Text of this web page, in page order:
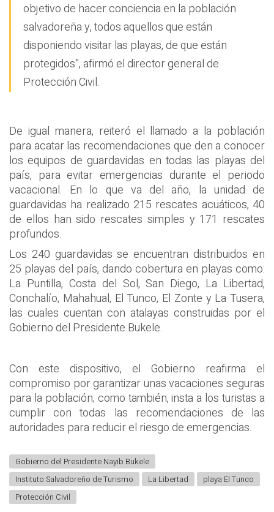
objetivo de hacer conciencia en la población
salvadoreña y, todos aquellos que están
disponiendo visitar las playas, de que están
protegidos”, afirmó el director general de
Protección Civil.
De igual manera, reiteró el llamado a la población
para acatar las recomendaciones que den a conocer
los equipos de guardavidas en todas las playas del
país, para evitar emergencias durante el periodo
vacacional. En lo que va del año, la unidad de
guardavidas ha realizado 215 rescates acuáticos, 40
de ellos han sido rescates simples y 171 rescates
profundos.
Los 240 guardavidas se encuentran distribuidos en
25 playas del país, dando cobertura en playas como:
La Puntilla, Costa del Sol, San Diego, La Libertad,
Conchalío, Mahahual, El Tunco, El Zonte y La Tusera,
las cuales cuentan con atalayas construidas por el
Gobierno del Presidente Bukele.
Con este dispositivo, el Gobierno reafirma el
compromiso por garantizar unas vacaciones seguras
para la población; como también, insta a los turistas a
cumplir con todas las recomendaciones de las
autoridades para reducir el riesgo de emergencias.
Gobierno del Presidente Nayib Bukele
Instituto Salvadoreño de Turismo
La Libertad
playa El Tunco
Protección Civil